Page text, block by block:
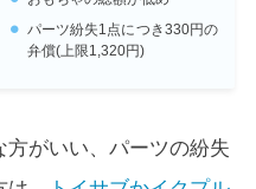
パーツ紛失1点につき330円の
弁償(上限1,320円)
方がいい、パーツの紛失